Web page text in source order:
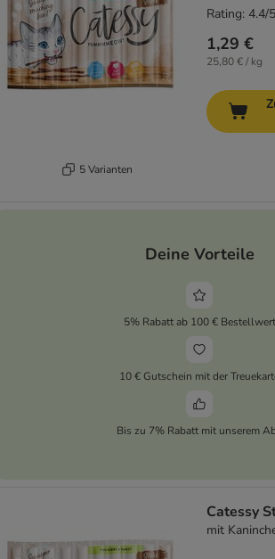
5 Varianten
1,29 €
25,80 € / kg
Rating: 4.4/5
Deine Vorteile
5% Rabatt ab 100 € Bestellwert
10 € Gutschein mit der
Bis zu 7% Rabatt mit unserem
Catessy
mit